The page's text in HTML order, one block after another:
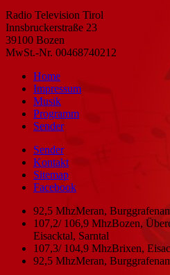
Radio Television Tirol
Innsbruckerstraße 23
39100 Bozen
MwSt.-Nr. 00468740212
Home
Impressum
Musik
Programm
Sender
Sender
Kontakt
Sitemap
Facebook
92,5 MhzMeran,
107,2/ 106,9 MhzBozen,
Eisacktal, Sarntal
107,3/ 104,9 MhzBrixen,
92,5 MhzMeran,